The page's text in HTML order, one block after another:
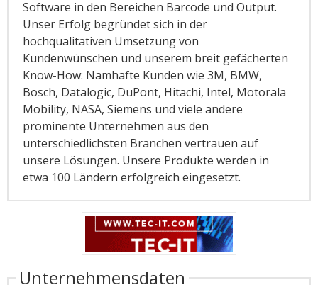
Software in den Bereichen Barcode und Output.
Unser Erfolg begründet sich in der
hochqualitativen Umsetzung von
Kundenwünschen und unserem breit gefächerten
Know-How: Namhafte Kunden wie 3M, BMW,
Bosch, Datalogic, DuPont, Hitachi, Intel, Motorala
Mobility, NASA, Siemens und viele andere
prominente Unternehmen aus den
unterschiedlichsten Branchen vertrauen auf
unsere Lösungen. Unsere Produkte werden in
etwa 100 Ländern erfolgreich eingesetzt.
Unternehmensdaten